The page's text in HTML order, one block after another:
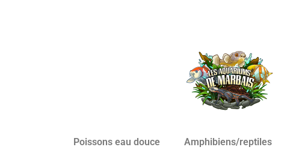
Poissons eau douce Amphibiens/reptiles